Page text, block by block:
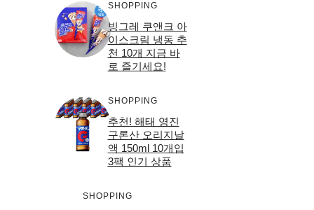
SHOPPING
빙그레 쿠앤크 아
이스크림 냉동 추
천 10개 지금 바
로 즐기세요!
SHOPPING
추천! 해태 영진
구론산 오리지날
액 150ml 10개입
3팩 인기 상품
SHOPPING